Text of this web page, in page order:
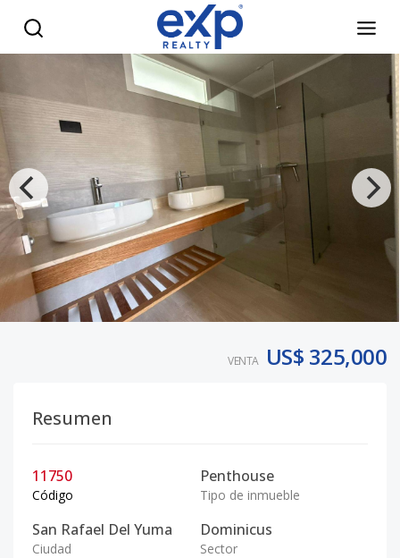
VENTA US$ 325,000
Resumen
11750
Código
Penthouse
Tipo de inmueble
San Rafael Del Yuma
Ciudad
Dominicus
Sector
Luxury Penthouse for Sale in Dominicus Bayahíbe –